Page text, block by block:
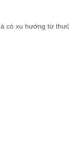
có xu hướng từ